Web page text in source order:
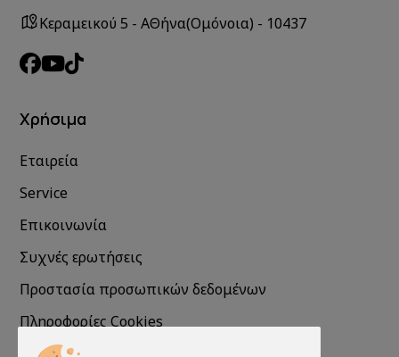
Κεραμεικού 5 - ΑΘήνα(Ομόνοια) - 10437
Χρήσιμα
Εταιρεία
Service
Επικοινωνία
Συχνές ερωτήσεις
Προστασία προσωπικών δεδομένων
Πληροφορίες Cookies